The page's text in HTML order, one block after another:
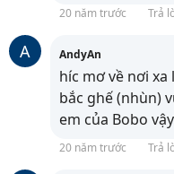
20 năm trước Trả
A AndyAn
híc mơ về nơi
bắc ghế (nhùn)
em của Bobo
20 năm trước Trả